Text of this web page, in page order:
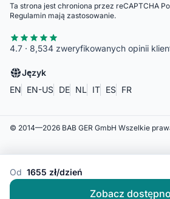
Od 1655 zł/dzień
Zobacz
Ta strona jest chroniona przez reCAPTCHA
Regulamin mają zastosowanie.
4.7 · 8,534 zweryfikowanych opinii
Język
EN
EN-US DE NL IT ES FR
© 2014—2026 BAB GER GmbH Wszelkie